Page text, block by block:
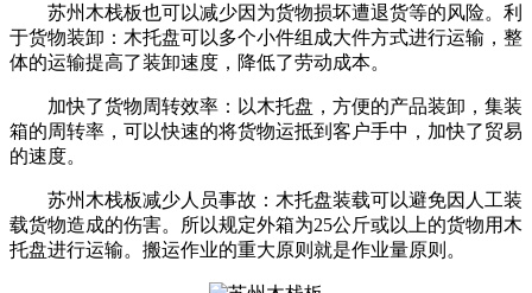
苏州木栈板也可以减少因为货物损坏遭退货等的风险。利
于货物装卸：木托盘可以多个小件组成大件方式进行运输，整
体的运输提高了装卸速度，降低了劳动成本。
加快了货物周转效率：以木托盘，方便的产品装卸，集装
箱的周转率，可以快速的将货物运抵到客户手中，加快了贸易
的速度。
苏州木栈板减少人员事故：木托盘装载可以避免因人工装
载货物造成的伤害。所以规定外箱为25公斤或以上的货物用木
托盘进行运输。搬运作业的重大原则就是作业量原则。